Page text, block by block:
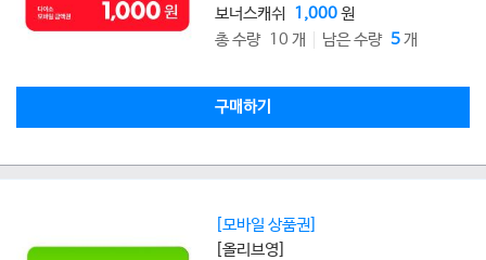
보너스캐쉬 1,000원
총 수량 10 개
남은 수량 5개
구매하기
[모바일 상품권]
[올리브영]